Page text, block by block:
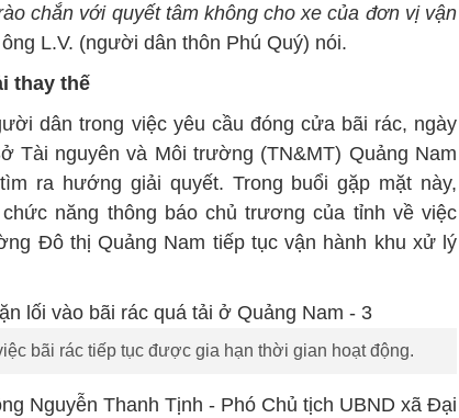
chắn với quyết tâm không cho xe của đơn vị vận
L.V. (người dân thôn Phú Quý) nói.
thay thế
dân trong việc yêu cầu đóng cửa bãi rác, ngày
Tài nguyên và Môi trường (TN&MT) Quảng Nam
ra hướng giải quyết. Trong buổi gặp mặt này,
năng thông báo chủ trương của tỉnh về việc
Đô thị Quảng Nam tiếp tục vận hành khu xử lý
bãi rác tiếp tục được gia hạn thời gian hoạt động.
Nguyễn Thanh Tịnh - Phó Chủ tịch UBND xã Đại